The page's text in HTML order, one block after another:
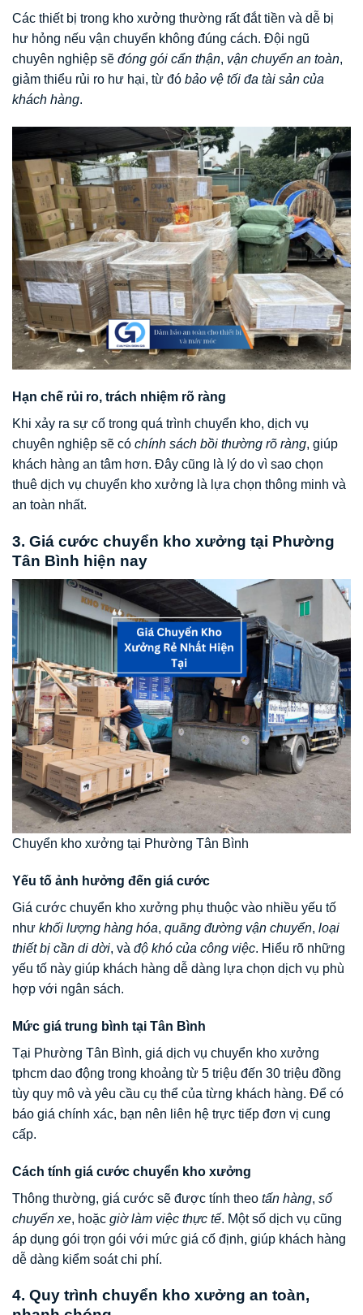
Các thiết bị trong kho xưởng thường rất đắt tiền và dễ bị
hư hỏng nếu vận chuyển không đúng cách. Đội ngũ
chuyên nghiệp sẽ đóng gói cẩn thận, vận chuyển an toàn,
giảm thiểu rủi ro hư hại, từ đó bảo vệ tối đa tài sản của
khách hàng.
Hạn chế rủi ro, trách nhiệm rõ ràng
Khi xảy ra sự cố trong quá trình chuyển kho, dịch vụ
chuyên nghiệp sẽ có chính sách bồi thường rõ ràng, giúp
khách hàng an tâm hơn. Đây cũng là lý do vì sao chọn
thuê dịch vụ chuyển kho xưởng là lựa chọn thông minh và
an toàn nhất.
3. Giá cước chuyển kho xưởng tại Phường
Tân Bình hiện nay
Chuyển kho xưởng tại Phường Tân Bình
Yếu tố ảnh hưởng đến giá cước
Giá cước chuyển kho xưởng phụ thuộc vào nhiều yếu tố
như khối lượng hàng hóa, quãng đường vận chuyển, loại
thiết bị cần di dời, và độ khó của công việc. Hiểu rõ những
yếu tố này giúp khách hàng dễ dàng lựa chọn dịch vụ phù
hợp với ngân sách.
Mức giá trung bình tại Tân Bình
Tại Phường Tân Bình, giá dịch vụ chuyển kho xưởng
tphcm dao động trong khoảng từ 5 triệu đến 30 triệu đồng
tùy quy mô và yêu cầu cụ thể của từng khách hàng. Để có
báo giá chính xác, bạn nên liên hệ trực tiếp đơn vị cung
cấp.
Cách tính giá cước chuyển kho xưởng
Thông thường, giá cước sẽ được tính theo tấn hàng, số
chuyến xe, hoặc giờ làm việc thực tế. Một số dịch vụ cũng
áp dụng gói trọn gói với mức giá cố định, giúp khách hàng
dễ dàng kiểm soát chi phí.
4. Quy trình chuyển kho xưởng an toàn,